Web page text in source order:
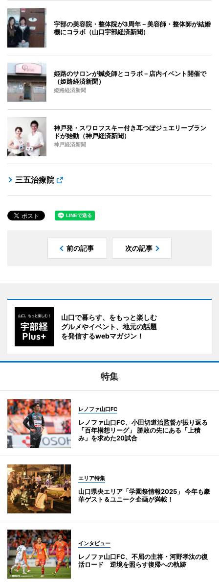
宇部の美容院・整体院が3周年－美容師・整体師が結婚
機にコラボ（山口宇部経済新聞）
姫路のサロンが鍼灸師とコラボ－店内イベント開催で
（姫路経済新聞）
姫路経済新聞
神戸発・スワロフスキー付き耳つぼジュエリーブラン
ドが始動（神戸経済新聞）
神戸経済新聞
三五治療院
前の記事 次の記事
山口で暮らす、をもっと楽しむ
グルメやイベント、地元の話題
を発信するwebマガジン！
特集
レノファ山口FC
レノファ山口FC、小田切道治監督が振り返る
「百年構想リーグ」 勝敗の先にある「上積
み」を求めた20試合
エリア特集
山口県央エリア「学園祭情報2025」 今年も豪
華ゲスト＆ユニーク企画が満載！
インタビュー
レノファ山口FC、不屈の主将・河野孝汰の復
活ロード 逆境を照らす復帰への軌跡